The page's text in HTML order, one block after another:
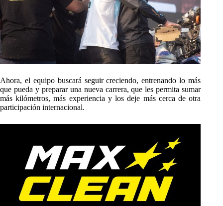
Ahora, el equipo buscará seguir creciendo, entrenando lo más
que pueda y preparar una nueva carrera, que les permita sumar
más kilómetros, más experiencia y los deje más cerca de otra
participación internacional.